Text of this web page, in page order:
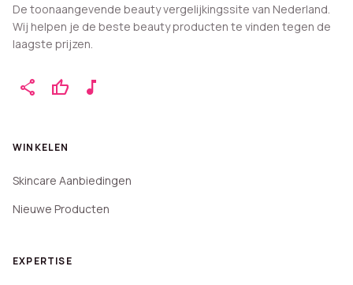
De toonaangevende beauty vergelijkingssite van Nederland.
Wij helpen je de beste beauty producten te vinden tegen de
laagste prijzen.
share thumb_up music_note
WINKELEN
Skincare Aanbiedingen
Nieuwe Producten
EXPERTISE